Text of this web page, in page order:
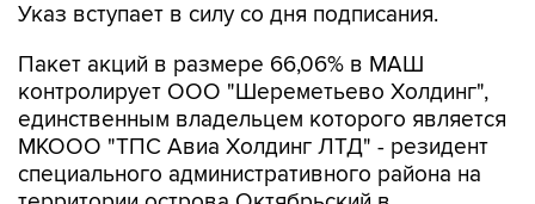
Указ вступает в силу со дня подписания.
Пакет акций в размере 66,06% в МАШ
контролирует ООО "Шереметьево Холдинг",
единственным владельцем которого является
МКООО "ТПС Авиа Холдинг ЛТД" - резидент
специального административного района на